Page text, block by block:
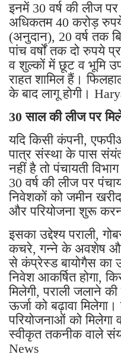
इनमें 30 वर्ष की लीज पर
अधिकतम 40 करोड़
(अनुदान), 20 वर्ष तक
पांच वर्षों तक दो रुपये
व शुल्कों में छूट व भूमि
राहत शामिल हैं।
के बाद लागू होगी।
30 साल की लीज पर
यदि किसी कंपनी,
पात्र संस्था के पास
नहीं है तो पंचायती
30 वर्ष की लीज पर
निवेशकों को जमीन
और परियोजना शुरू
इसका उद्देश्य पराली,
कचरे, गन्ने के अवशेष और
से कंप्रेस्ड बायोगैस का
निवेश आकर्षित होगा,
मिलेगी, पराली जलाने
ऊर्जा को बढ़ावा
परियोजनाओं को
स्वीकृत तकनीक वाले
News